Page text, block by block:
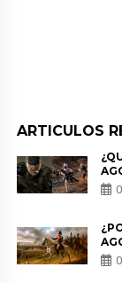
ARTICULOS